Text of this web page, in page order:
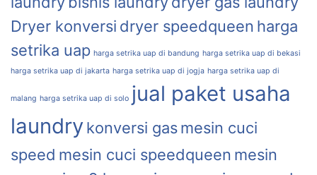
Dryer konversi dryer speedqueen harga
setrika uap harga setrika uap di bandung harga setrika uap di bekasi
harga setrika uap di jakarta harga setrika uap di jogja harga setrika uap di
malang harga setrika uap di solo jual paket usaha
laundrykonversi gasmesin cuci
speed mesin cuci speedqueen mesin